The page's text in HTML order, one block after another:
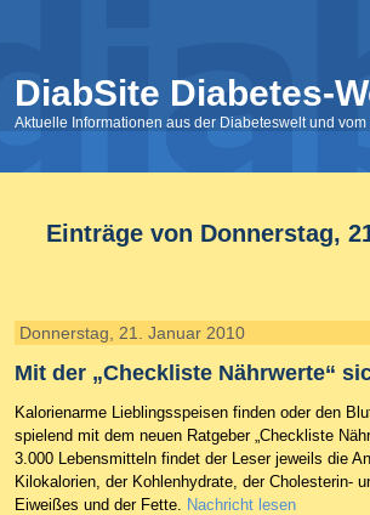
DiabSite Diabetes-
Aktuelle Informationen aus der Diabeteswelt und
Einträge von Donnerstag,
Donnerstag, 21. Januar 2010
Mit der „Checkliste Nährwerte“
Kalorienarme Lieblingsspeisen finden oder den
spielend mit dem neuen Ratgeber „Checkliste
3.000 Lebensmitteln findet der Leser jeweils die
Kilokalorien, der Kohlenhydrate, der Cholesterin-
Eiweißes und der Fette. Nachricht lesen